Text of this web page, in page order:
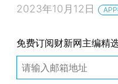
2023年10月12日
免费订阅财新网主编精